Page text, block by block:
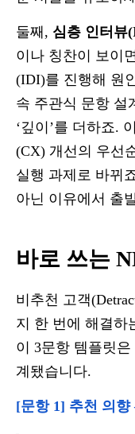
둘째, 심층 인터뷰
이나 칭찬이 보이
(IDI)를 진행해 원
속 주관식 문항 설
‘깊이’를 더하죠.
(CX) 개선의 우선
실행 과제로 바뀌
아닌 이유에서 출
바로 쓰는
비추천 고객
지 한 번에 해결하
이 3문항 템플릿
계됐습니다.
[문항 1] 추천 의